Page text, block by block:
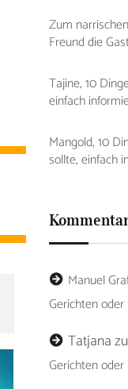
Zum
Freund die
Tajine, 10
einfach
Mangold, 10
sollte, einfach
Manuel
Gerichten
Tatjanazu
Gerichten